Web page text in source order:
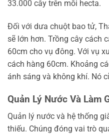
33.000 cây trên mỗi hecta.
Đối với dưa chuột bao tử,
sẽ lớn hơn. Trồng cây cách
60cm cho vụ đông. Với vụ
cách hàng 60cm. Khoảng
ánh sáng và không khí. Nó
Quản Lý Nước Và Làm
Quản lý nước và hệ thống
thiếu. Chúng đóng vai trò